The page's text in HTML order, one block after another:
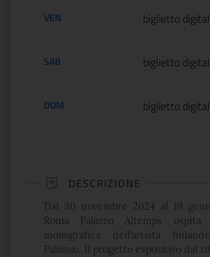
VEN biglietto
SAB biglietto
DOM biglietto
DESCRIZIONE
Dal 30 novembre 2024 al 19
Roma Palazzo Altemps
monografica dell’artista
Palosuo. Il progetto espositivo dal